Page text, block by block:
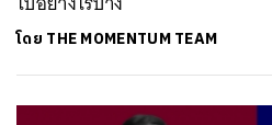
โดย THE MOMENTUM TEAM